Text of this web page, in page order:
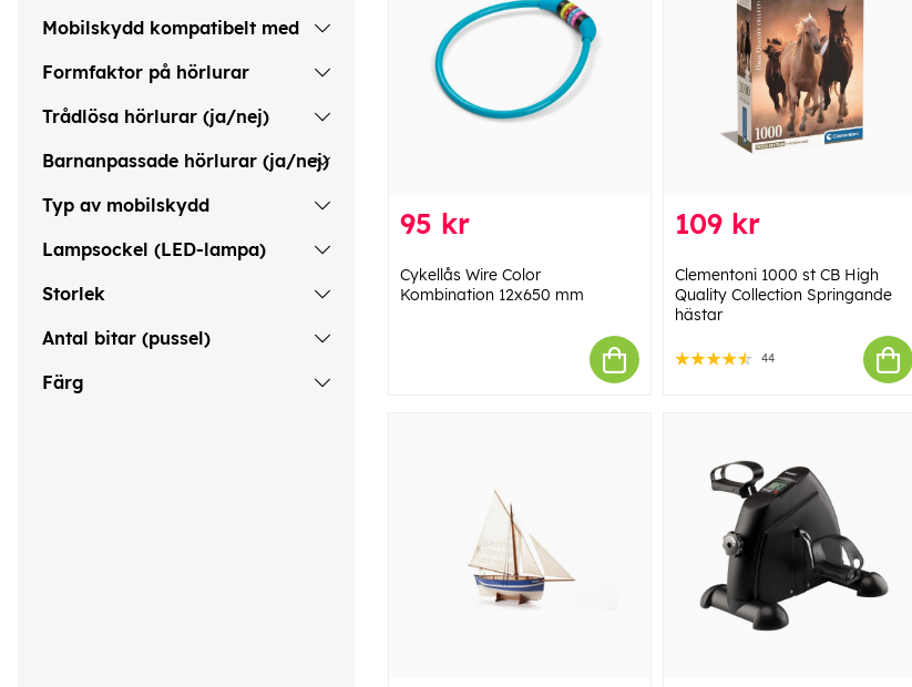
Mobilskydd kompatibelt med
Formfaktor på hörlurar
Trådlösa hörlurar (ja/nej)
Barnanpassade hörlurar (ja/nej)
Typ av mobilskydd
Lampsockel (LED-lampa)
Storlek
Antal bitar (pussel)
Färg
95 kr
Cykellås Wire Color
Kombination 12x650 mm
109 kr
Clementoni 1000 st CB High
Quality Collection Springande
hästar
44